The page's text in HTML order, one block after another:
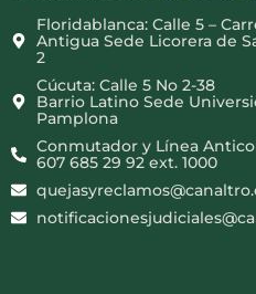
Floridablanca: Calle 5 –
Antigua Sede Licorera de
2
Cúcuta: Calle 5 No 2-38
Barrio Latino Sede
Pamplona
Conmutador y Línea
607 685 29 92 ext. 1000